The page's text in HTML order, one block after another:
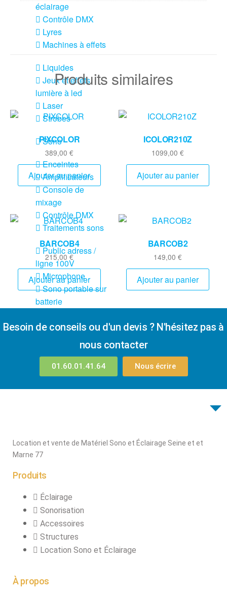
éclairage
Contrôle DMX
Lyres
Machines à effets
Liquides
Jeux et effets
lumière à led
Laser
Strobes
Sono
Enceintes
Amplificateurs
Console de
mixage
Contrôle DMX
Traitements sons
Public adress /
ligne 100V
Microphone
Sono portable sur
batterie
Câbles et
connecteurs
X
Produits similaires
PIXCOLOR
389,00 €
Ajouter au panier
ICOLOR210Z
1099,00 €
Ajouter au panier
BARCOB4
215,00€
Ajouter au panier
BARCOB2
149,00 €
Ajouter au panier
Besoin de conseils ou d'un devis ? N'hésitez pas à
nous contacter
01.60.01.41.64 Nous écrire
Location et vente de Matériel Sono et Éclairage Seine et et
Marne 77
Produits
Éclairage
Sonorisation
Accessoires
Structures
Location Sono et Éclairage
À propos